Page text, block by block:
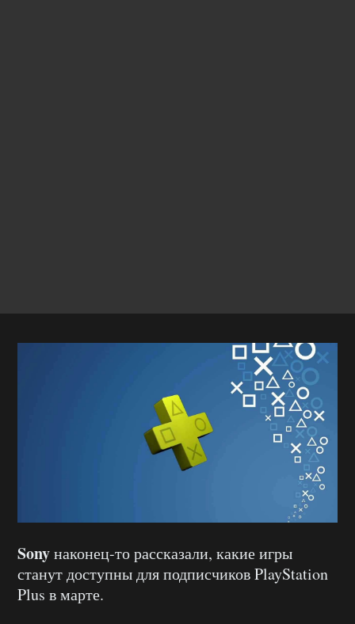
Sonyнаконец-то рассказали, какие игры
станут доступны для подписчиков PlayStation
Plus в марте.